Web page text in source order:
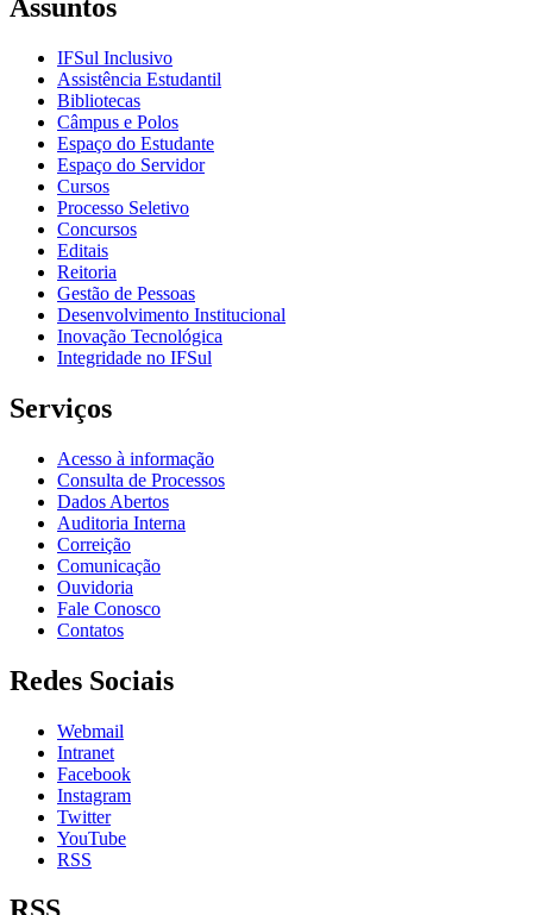
Assuntos
IFSul Inclusivo
Assistência Estudantil
Bibliotecas
Câmpus e Polos
Espaço do Estudante
Espaço do Servidor
Cursos
Processo Seletivo
Concursos
Editais
Reitoria
Gestão de Pessoas
Desenvolvimento Institucional
Inovação Tecnológica
Integridade no IFSul
Serviços
Acesso à informação
Consulta de Processos
Dados Abertos
Auditoria Interna
Correição
Comunicação
Ouvidoria
Fale Conosco
Contatos
Redes Sociais
Webmail
Intranet
Facebook
Instagram
Twitter
YouTube
RSS